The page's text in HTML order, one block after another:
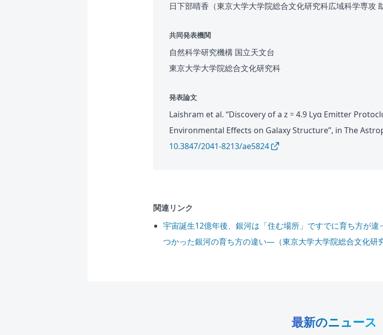
日下部晴香（東京大学大学院総合文化研究科広域科学専攻
共同発表機関
自然科学研究機構 国立天文台
東京大学大学院総合文化研究科
発表論文
Laishram et al. “Discovery of a z ≃ 4.9 Lyα Emitter
Environmental Effects on Galaxy Structure”, in The
10.3847/2041-8213/ae5824
関連リンク
宇宙誕生12億年後、銀河は「住む場所」ですでに育ち方が
つかった銀河の育ち方の違い―（東京大学大学院総合文化研
最新のニュース